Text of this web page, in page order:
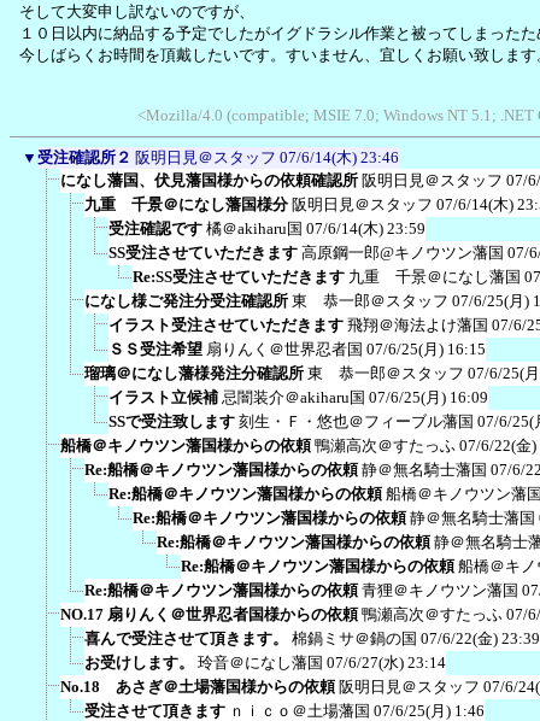
そして大変申し訳ないのですが、
１０日以内に納品する予定でしたがイグドラシル作業と被ってしまったた
今しばらくお時間を頂戴したいです。すいません、宜しくお願い致します
<Mozilla/4.0 (compatible; MSIE 7.0; Windows NT 5.1;
▼ 受注確認所２ 阪明日見＠スタッフ 07/6/14(木) 23:46
になし藩国、伏見藩国様からの依頼確認所 阪明日見＠スタッフ 07/
九重 千景＠になし藩国様分 阪明日見＠スタッフ 07/6/14(木)
受注確認です 橘＠akiharu国 07/6/14(木) 23:59
SS受注させていただきます 高原鋼一郎@キノウツン藩国 07/
Re:SS受注させていただきます 九重 千景＠になし藩国
になし様ご発注分受注確認所 東 恭一郎＠スタッフ 07/6/25(月)
イラスト受注させていただきます 飛翔＠海法よけ藩国 07/6/
ＳＳ受注希望 扇りんく＠世界忍者国 07/6/25(月) 16:15
瑠璃＠になし藩様発注分確認所 東 恭一郎＠スタッフ 07/6/25(
イラスト立候補 忌闇装介＠akiharu国 07/6/25(月) 16:09
SSで受注致します 刻生・Ｆ・悠也＠フィーブル藩国 07/6/25(
船橋＠キノウツン藩国様からの依頼 鴨瀬高次＠すたっふ 07/6/22(金)
Re:船橋＠キノウツン藩国様からの依頼 静＠無名騎士藩国 07/6/
Re:船橋＠キノウツン藩国様からの依頼 船橋＠キノウツン藩
Re:船橋＠キノウツン藩国様からの依頼 静＠無名騎士藩国
Re:船橋＠キノウツン藩国様からの依頼 静＠無名騎士
Re:船橋＠キノウツン藩国様からの依頼 船橋＠キ
Re:船橋＠キノウツン藩国様からの依頼 青狸＠キノウツン藩国
NO.17 扇りんく＠世界忍者国様からの依頼 鴨瀬高次＠すたっふ 07/
喜んで受注させて頂きます。
棉鍋ミサ＠鍋の国 07/6/22(金) 23:39
お受けします。
玲音＠になし藩国 07/6/27(水) 23:14
No.18 あさぎ＠土場藩国様からの依頼 阪明日見＠スタッフ 07/6/
受注させて頂きます ｎｉｃｏ＠土場藩国 07/6/25(月) 1:46